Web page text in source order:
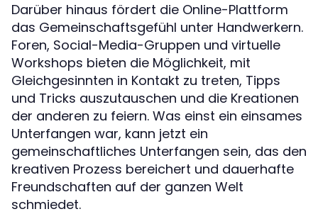
Darüber hinaus fördert die Online-Plattform
das Gemeinschaftsgefühl unter Handwerkern.
Foren, Social-Media-Gruppen und virtuelle
Workshops bieten die Möglichkeit, mit
Gleichgesinnten in Kontakt zu treten, Tipps
und Tricks auszutauschen und die Kreationen
der anderen zu feiern. Was einst ein einsames
Unterfangen war, kann jetzt ein
gemeinschaftliches Unterfangen sein, das den
kreativen Prozess bereichert und dauerhafte
Freundschaften auf der ganzen Welt
schmiedet.